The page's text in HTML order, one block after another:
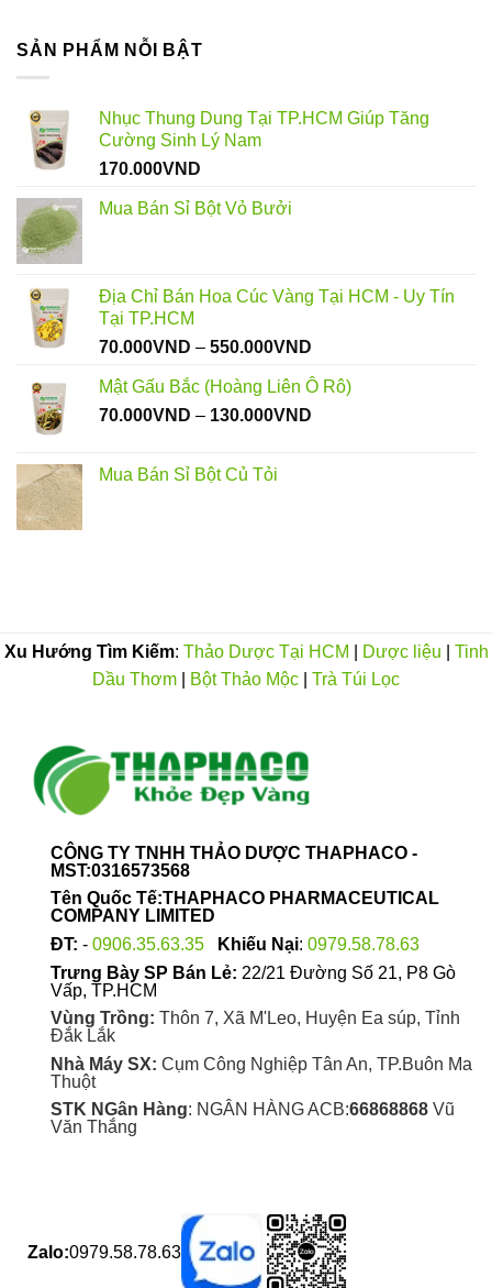
SẢN PHẨM NỖI BẬT
Nhục Thung Dung Tại TP.HCM Giúp Tăng
Cường Sinh Lý Nam
170.000VND
Mua Bán Sỉ Bột Vỏ Bưởi
Địa Chỉ Bán Hoa Cúc Vàng Tại HCM - Uy Tín
Tại TP.HCM
70.000VND – 550.000VND
từ
Mật Gấu Bắc (Hoàng Liên Ô Rô)
70.000VND – 130.000VND
Mua Bán Sỉ Bột Củ Tỏi
Xu Hướng Tìm Kiếm: Thảo Dược Tại HCM Dược liệu
Tinh
Dầu Thơm
Bột Thảo Mộc Trà Túi Lọc
CÔNG TY TNHH THẢO DƯỢC THAPHACO -
MST:0316573568
Tên Quốc Tế:THAPHACO PHARMACEUTICAL
COMPANY LIMITED
ĐT: - 0906.35.63.35 Khiếu Nại: 0979.58.78.63
Trưng Bày SP Bán Lẻ: 22/21 Đường Số 21, P8 Gò
Vấp, TP.HCM
Vùng Trồng: Thôn 7, Xã M'Leo, Huyện Ea súp, Tỉnh
Đắk Lắk
Nhà Máy SX: Cụm Công Nghiệp Tân An, TP.Buôn Ma
Thuột
STK NGân Hàng: NGÂN HÀNG ACB:66868868Vũ
Văn Thắng
Zalo:0979.58.78.63